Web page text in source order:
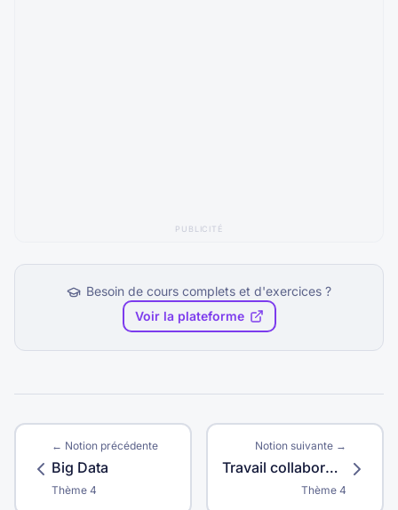
PUBLICITÉ
Besoin de cours complets et d'exercices ?
Voir la plateforme
← Notion précédente
Big Data
Thème 4
Notion suivante →
Travail collaboratif numérique
Thème 4